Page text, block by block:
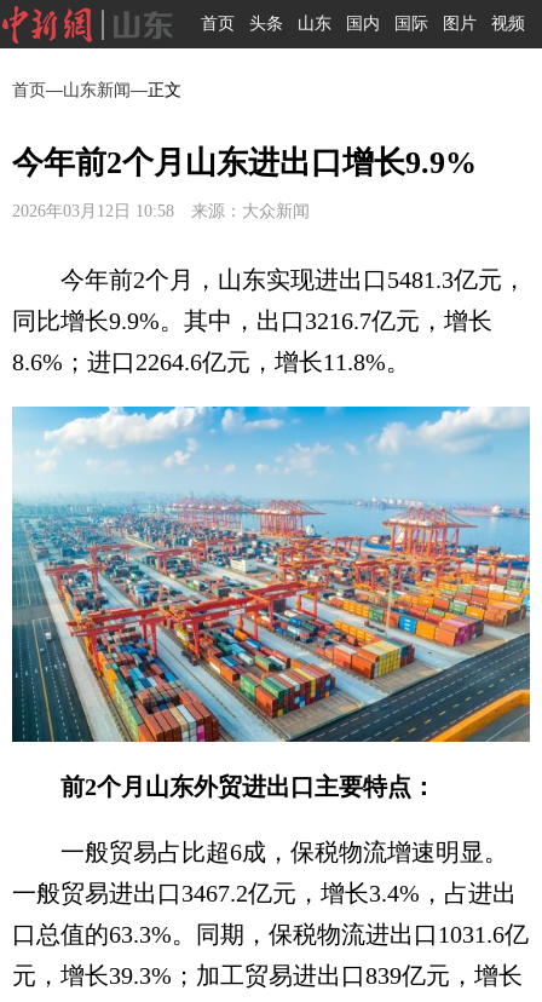
首页 头条 山东 国内 国际 图片 视频
首页—山东新闻—正文
今年前2个月山东进出口增长9.9%
2026年03月12日 10:58 来源：大众新闻
今年前2个月，山东实现进出口5481.3亿元，
同比增长9.9%。其中，出口3216.7亿元，增长
8.6%；进口2264.6亿元，增长11.8%。
前2个月山东外贸进出口主要特点：
一般贸易占比超6成，保税物流增速明显。
一般贸易进出口3467.2亿元，增长3.4%，占进出
口总值的63.3%。同期，保税物流进出口1031.6亿
元，增长39.3%；加工贸易进出口839亿元，增长